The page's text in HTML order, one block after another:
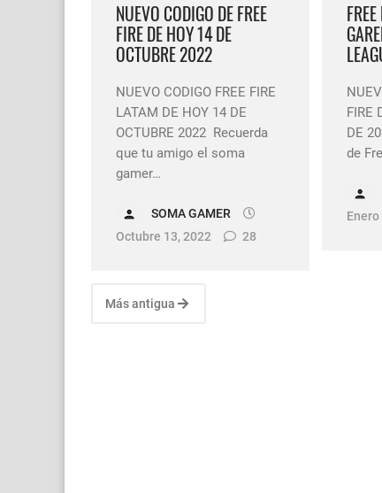
NUEVO CODIGO DE FREE
FIRE DE HOY 14 DE
OCTUBRE 2022
NUEVO CODIGO FREE FIRE
LATAM DE HOY 14 DE
OCTUBRE 2022 Recuerda
que tu amigo el soma
gamer…
SOMA GAMER
Octubre 13, 2022
28
FIRE
DE
de
Más antigua